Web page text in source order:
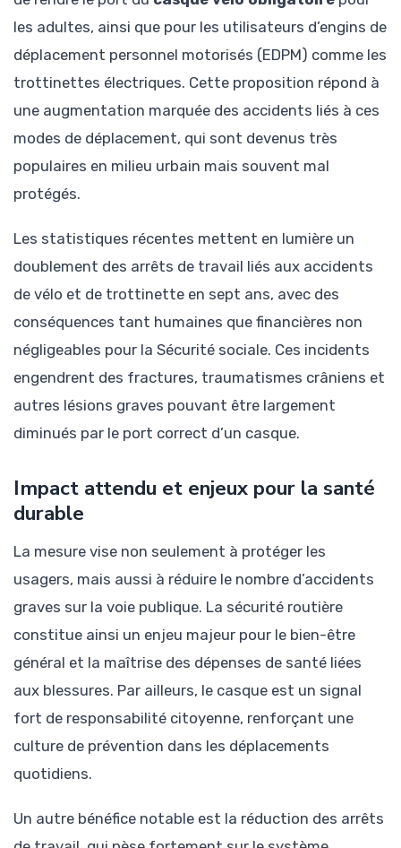
les adultes, ainsi que pour les utilisateurs d’engins de
déplacement personnel motorisés (EDPM) comme les
trottinettes électriques. Cette proposition répond à
une augmentation marquée des accidents liés à ces
modes de déplacement, qui sont devenus très
populaires en milieu urbain mais souvent mal
protégés.
Les statistiques récentes mettent en lumière un
doublement des arrêts de travail liés aux accidents
de vélo et de trottinette en sept ans, avec des
conséquences tant humaines que financières non
négligeables pour la Sécurité sociale. Ces incidents
engendrent des fractures, traumatismes crâniens et
autres lésions graves pouvant être largement
diminués par le port correct d’un casque.
Impact attendu et enjeux pour la santé
durable
La mesure vise non seulement à protéger les
usagers, mais aussi à réduire le nombre d’accidents
graves sur la voie publique. La sécurité routière
constitue ainsi un enjeu majeur pour le bien-être
général et la maîtrise des dépenses de santé liées
aux blessures. Par ailleurs, le casque est un signal
fort de responsabilité citoyenne, renforçant une
culture de prévention dans les déplacements
quotidiens.
Un autre bénéfice notable est la réduction des arrêts